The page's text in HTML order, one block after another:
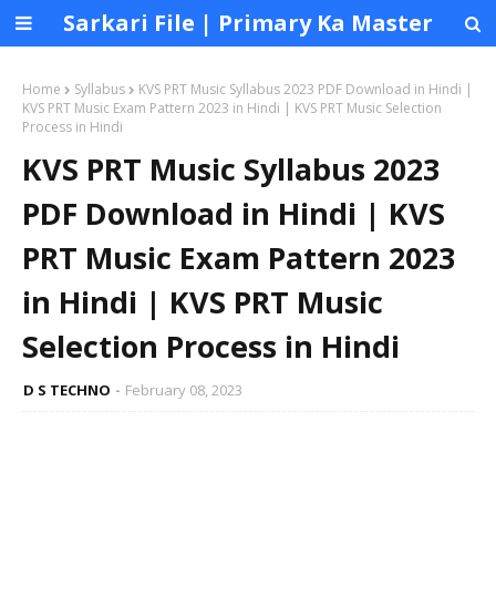
Sarkari File | Primary Ka Master
Home Syllabus
KVS PRT Music Syllabus 2023 PDF Download in Hindi |
KVS PRT Music Exam Pattern 2023 in Hindi | KVS PRT Music Selection
Process in Hindi
KVS PRT Music Syllabus 2023
PDF Download in Hindi | KVS
PRT Music Exam Pattern 2023
in Hindi | KVS PRT Music
Selection Process in Hindi
D S TECHNO February 08, 2023